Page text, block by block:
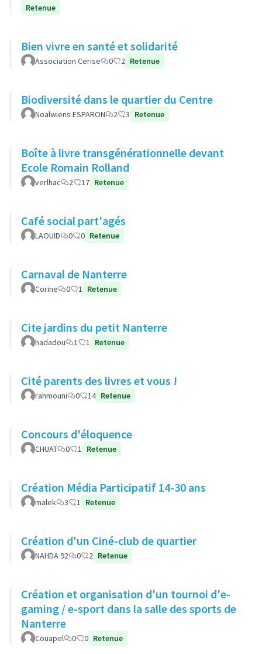
Retenue
Bien vivre en santé et solidarité
Association Cerise 0 2 Retenue
Biodiversité dans le quartier du Centre
Noalwiens ESPARON 2 3 Retenue
Boîte à livre transgénérationnelle devant
Ecole Romain Rolland
verlhac 2 17 Retenue
Café social part'agés
LAOUID 0 0 Retenue
Carnaval de Nanterre
Corine 0 1 Retenue
Cite jardins du petit Nanterre
hadadou 1 1 Retenue
Cité parents des livres et vous !
rahmouni 0 14 Retenue
Concours d'éloquence
CHUAT 0 1 Retenue
Création Média Participatif 14-30 ans
malek 3 1 Retenue
Création d'un Ciné-club de quartier
NAHDA 92 0 2 Retenue
Création et organisation d'un tournoi d'e-
gaming / e-sport dans la salle des sports de
Nanterre
Couapel 0 0 Retenue